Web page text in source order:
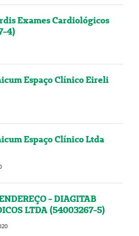
Exames Cardiológicos
4)
Espaço Clínico Eireli
Espaço Clínico Ltda
- DIAGITAB
LTDA (54003267-5)